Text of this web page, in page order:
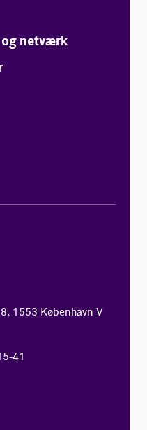
og netværk
1553 København V
41